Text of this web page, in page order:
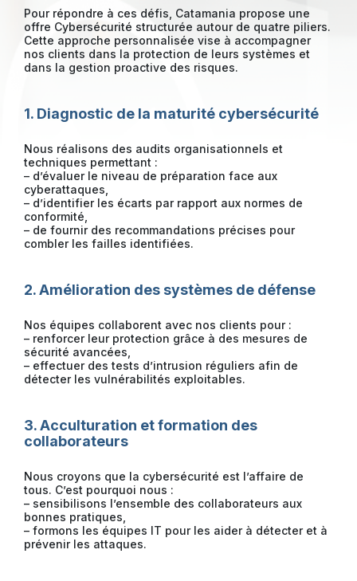
Pour répondre à ces défis, Catamania propose une
offre Cybersécurité structurée autour de quatre piliers.
Cette approche personnalisée vise à accompagner
nos clients dans la protection de leurs systèmes et
dans la gestion proactive des risques.
1. Diagnostic de la maturité cybersécurité
Nous réalisons des audits organisationnels et
techniques permettant :
– d’évaluer le niveau de préparation face aux
cyberattaques,
– d’identifier les écarts par rapport aux normes de
conformité,
– de fournir des recommandations précises pour
combler les failles identifiées.
2. Amélioration des systèmes de défense
Nos équipes collaborent avec nos clients pour :
– renforcer leur protection grâce à des mesures de
sécurité avancées,
– effectuer des tests d’intrusion réguliers afin de
détecter les vulnérabilités exploitables.
3. Acculturation et formation des
collaborateurs
Nous croyons que la cybersécurité est l’affaire de
tous. C’est pourquoi nous :
– sensibilisons l’ensemble des collaborateurs aux
bonnes pratiques,
– formons les équipes IT pour les aider à détecter et à
prévenir les attaques.